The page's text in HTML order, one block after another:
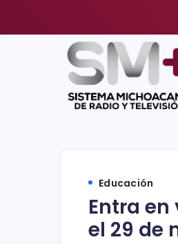
Educación
Entra
el 29 de